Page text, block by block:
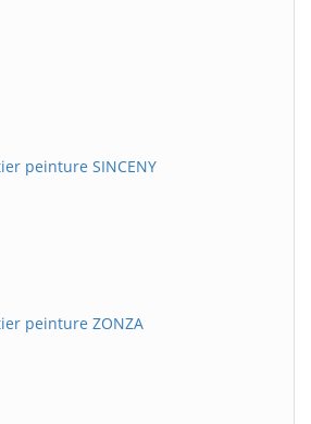
peinture SINCENY
peinture ZONZA